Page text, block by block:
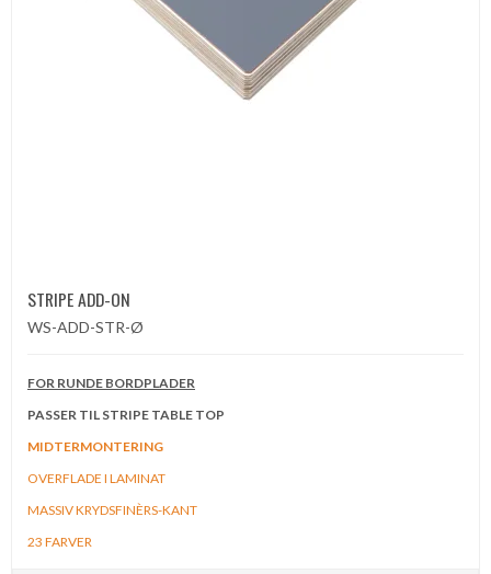
STRIPE ADD-ON
WS-ADD-STR-Ø
FOR RUNDE BORDPLADER
PASSER TIL STRIPE TABLE TOP
MIDTERMONTERING
OVERFLADE I LAMINAT
MASSIV KRYDSFINÈRS-KANT
23 FARVER